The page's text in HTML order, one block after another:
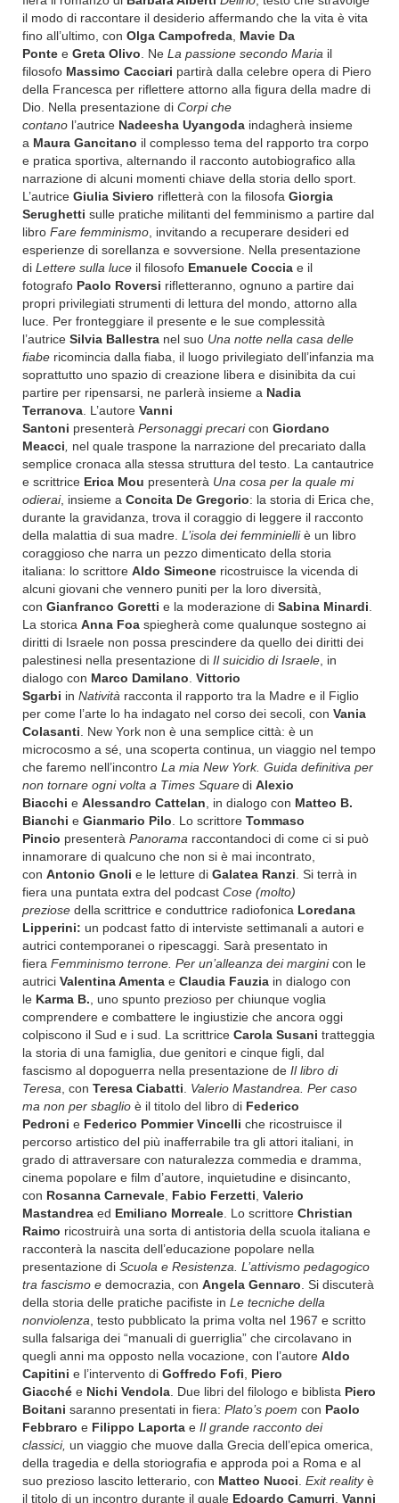
il modo di raccontare il desiderio affermando che la vita è vita
fino all’ultimo, con Olga Campofreda Mavie Da
Ponte e Greta Olivo . Ne La passione secondo Maria il
filosofo Massimo Cacciari partirà dalla celebre opera di Piero
della Francesca per riflettere attorno alla figura della madre di
Dio. Nella presentazione di Corpi che
contano l’autrice Nadeesha Uyangoda indagherà insieme
a Maura Gancitano il complesso tema del rapporto tra corpo
e pratica sportiva, alternando il racconto autobiografico alla
narrazione di alcuni momenti chiave della storia dello sport.
L’autrice Giulia Siviero rifletterà con la filosofa Giorgia
Serughetti sulle pratiche militanti del femminismo a partire dal
libro Fare femminismo invitando a recuperare desideri ed
esperienze di sorellanza e sovversione. Nella presentazione
di Lettere sulla luce il filosofo Emanuele Coccia e il
fotografo Paolo Roversi rifletteranno, ognuno a partire dai
propri privilegiati strumenti di lettura del mondo, attorno alla
luce. Per fronteggiare il presente e le sue complessità
l’autrice Silvia Ballestra nel suo Una notte nella casa delle
fiabe ricomincia dalla fiaba, il luogo privilegiato dell’infanzia ma
soprattutto uno spazio di creazione libera e disinibita da cui
partire per ripensarsi, ne parlerà insieme a Nadia
Terranova L’autore Vanni
Santoni presenterà Personaggi precaricon Giordano
Meacci
nel quale traspone la narrazione del precariato dalla
semplice cronaca alla stessa struttura del testo. La cantautrice
e scrittrice Erica Mou presenterà Una cosa per la quale mi
odierai, insieme a Concita De Gregorio: la storia di Erica che,
durante la gravidanza, trova il coraggio di leggere il racconto
della malattia di sua madre. L’isola dei femminielli è un libro
coraggioso che narra un pezzo dimenticato della storia
italiana: lo scrittore Aldo Simeone ricostruisce la vicenda di
alcuni giovani che vennero puniti per la loro diversità,
con Gianfranco Goretti e la moderazione di Sabina Minardi
La storica Anna Foa spiegherà come qualunque sostegno ai
diritti di Israele non possa prescindere da quello dei diritti dei
palestinesi nella presentazione di Il suicidio di Israele , in
dialogo con Marco Damilano Vittorio
Sgarbi in Natività racconta il rapporto tra la Madre e il Figlio
per come l’arte lo ha indagato nel corso dei secoli, con Vania
Colasanti . New York non è una semplice città: è un
microcosmo a sé, una scoperta continua, un viaggio nel tempo
che faremo nell’incontro La mia New York. Guida definitiva per
non tornare ogni volta a Times Squaredi Alexio
Biacchi e Alessandro Cattelan , in dialogo con Matteo B.
Bianchi e Gianmario Pilo . Lo scrittore Tommaso
Pincio presenterà Panorama raccontandoci di come ci si può
innamorare di qualcuno che non si è mai incontrato,
con Antonio Gnoli e le letture di Galatea Ranzi Si terrà in
fiera una puntata extra del podcast Cose (molto)
preziose della scrittrice e conduttrice radiofonica Loredana
Lipperini: un podcast fatto di interviste settimanali a autori e
autrici contemporanei o ripescaggi. Sarà presentato in
fiera Femminismo terrone. Per un’alleanza dei marginicon le
autrici Valentina Amenta e Claudia Fauzia in dialogo con
le Karma B. , uno spunto prezioso per chiunque voglia
comprendere e combattere le ingiustizie che ancora oggi
colpiscono il Sud e i sud. La scrittrice Carola Susani tratteggia
la storia di una famiglia, due genitori e cinque figli, dal
fascismo al dopoguerra nella presentazione de Il libro di
Teresa , con Teresa Ciabatti
Valerio Mastandrea. Per caso
ma non per sbaglio è il titolo del libro di Federico
Pedroni e Federico Pommier Vincelli che ricostruisce il
percorso artistico del più inafferrabile tra gli attori italiani, in
grado di attraversare con naturalezza commedia e dramma,
cinema popolare e film d’autore, inquietudine e disincanto,
con Rosanna Carnevale Fabio Ferzetti Valerio
Mastandrea ed Emiliano Morreale . Lo scrittore Christian
Raimo ricostruirà una sorta di antistoria della scuola italiana e
racconterà la nascita dell’educazione popolare nella
presentazione di Scuola e Resistenza. L’attivismo pedagogico
tra fascismo e democrazia, con Angela Gennaro . Si discuterà
della storia delle pratiche pacifiste in Le tecniche della
nonviolenza , testo pubblicato la prima volta nel 1967 e scritto
sulla falsariga dei “manuali di guerriglia” che circolavano in
quegli anni ma opposto nella vocazione, con l’autore Aldo
Capitini e l’intervento di Goffredo Fofi
Piero
Giacché e Nichi Vendola . Due libri del filologo e biblista Piero
Boitani saranno presentati in fiera: Plato’s poem con Paolo
Febbraro e Filippo Laporta e Il grande racconto dei
classici, un viaggio che muove dalla Grecia dell’epica omerica,
della tragedia e della storiografia e approda poi a Roma e al
suo prezioso lascito letterario, con Matteo Nucci Exit realityè
il titolo di un incontro durante il quale Edoardo Camurri Vanni